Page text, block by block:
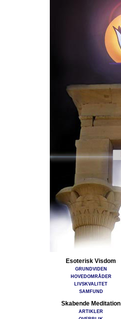
Esoterisk Visdom
GRUNDVIDEN
HOVEDOMRÅDER
LIVSKVALITET
SAMFUND
Skabende Meditation
ARTIKLER